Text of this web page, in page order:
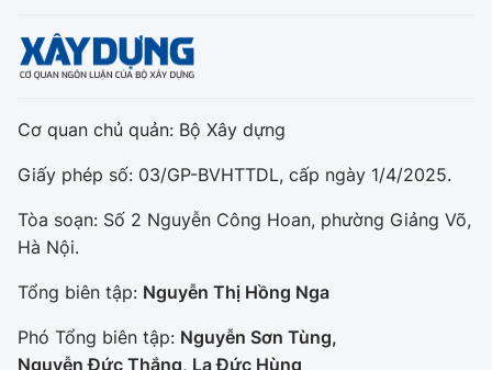
Cơ quan chủ quản: Bộ Xây dựng
Giấy phép số: 03/GP-BVHTTDL, cấp ngày 1/4/2025.
Tòa soạn: Số 2 Nguyễn Công Hoan, phường Giảng Võ,
Hà Nội.
Tổng biên tập: Nguyễn Thị Hồng Nga
Phó Tổng biên tập: Nguyễn Sơn Tùng,
Nguyễn Đức Thắng, La Đức Hùng